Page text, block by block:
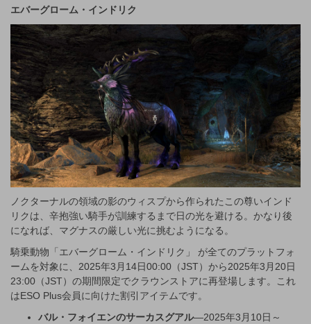
エバーグローム・インドリク
ノクターナルの領域の影のウィスプから作られたこの尊いインド
リクは、辛抱強い騎手が訓練するまで日の光を避ける。かなり後
になれば、マグナスの厳しい光に挑むようになる。
騎乗動物「エバーグローム・インドリク」 が全てのプラットフォ
ームを対象に、2025年3月14日00:00（JST）から2025年3月20日
23:00（JST）の期間限定でクラウンストアに再登場します。これ
はESO Plus会員に向けた割引アイテムです。
バル・フォイエンのサーカスグアル—2025年3月10日～